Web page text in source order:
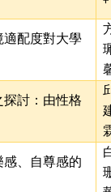
適配度對大學
討：由性格
、自尊感的